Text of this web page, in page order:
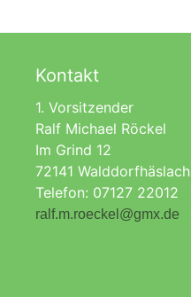
Kontakt
1. Vorsitzender
Ralf Michael Röckel
Im Grind 12
72141 Walddorfhäslach
Telefon: 07127 22012
ralf.m.roeckel@gmx.de